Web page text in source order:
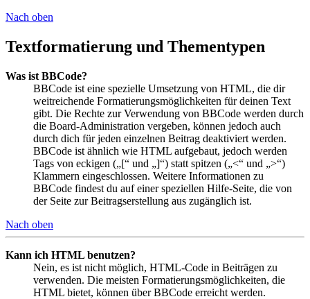
Nach oben
Textformatierung und Thementypen
Was ist BBCode?
BBCode ist eine spezielle Umsetzung von HTML, die dir
weitreichende Formatierungsmöglichkeiten für deinen Text
gibt. Die Rechte zur Verwendung von BBCode werden durch
die Board-Administration vergeben, können jedoch auch
durch dich für jeden einzelnen Beitrag deaktiviert werden.
BBCode ist ähnlich wie HTML aufgebaut, jedoch werden
Tags von eckigen („[“ und „]“) statt spitzen („<“ und „>“)
Klammern eingeschlossen. Weitere Informationen zu
BBCode findest du auf einer speziellen Hilfe-Seite, die von
der Seite zur Beitragserstellung aus zugänglich ist.
Nach oben
Kann ich HTML benutzen?
Nein, es ist nicht möglich, HTML-Code in Beiträgen zu
verwenden. Die meisten Formatierungsmöglichkeiten, die
HTML bietet, können über BBCode erreicht werden.